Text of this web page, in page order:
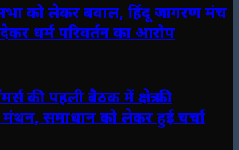
को लेकर बवाल, हिंदू जागरण मंच
धर्म परिवर्तन का आरोप
की पहली बैठक में क्षेत्र की
समाधान को लेकर हुई चर्चा